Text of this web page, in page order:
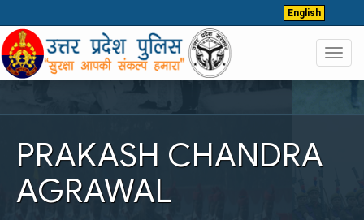
English
PRAKASH CHANDRA
AGRAWAL